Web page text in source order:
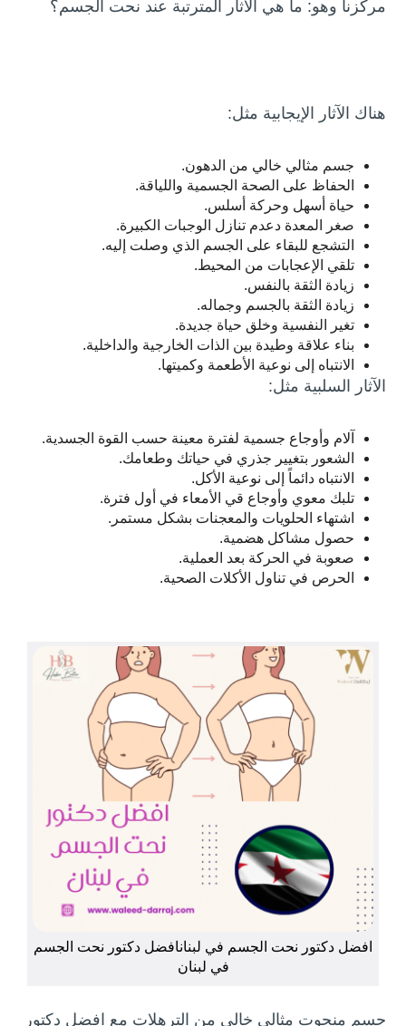
مركزنا وهو: ما هي الآثار المترتبة عند نحت الجسم؟
هناك الآثار الإيجابية مثل:
جسم مثالي خالي من الدهون.
الحفاظ على الصحة الجسمية واللياقة.
حياة أسهل وحركة أسلس.
صغر المعدة دعدم تنازل الوجبات الكبيرة.
التشجع للبقاء على الجسم الذي وصلت إليه.
تلقي الإعجابات من المحيط.
زيادة الثقة بالنفس.
زيادة الثقة بالجسم وجماله.
تغير النفسية وخلق حياة جديدة.
بناء علاقة وطيدة بين الذات الخارجية والداخلية.
الانتباه إلى نوعية الأطعمة وكميتها.
الآثار السلبية مثل:
آلام وأوجاع جسمية لفترة معينة حسب القوة الجسدية.
الشعور بتغيير جذري في حياتك وطعامك.
الانتباه دائماً إلى نوعية الأكل.
تلبك معوي وأوجاع قي الأمعاء في أول فترة.
اشتهاء الحلويات والمعجنات بشكل مستمر.
حصول مشاكل هضمية.
صعوبة في الحركة بعد العملية.
الحرص في تناول الأكلات الصحية.
افضل دكتور نحت الجسم في لبنانافضل دكتور نحت الجسم
في لبنان
جسم منحوت مثالي خالي من الترهلات مع افضل دكتور